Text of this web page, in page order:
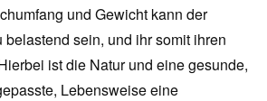
und Gewicht kann der
belastend sein, und ihr somit ihren
ist die Natur und eine gesunde,
Lebensweise eine